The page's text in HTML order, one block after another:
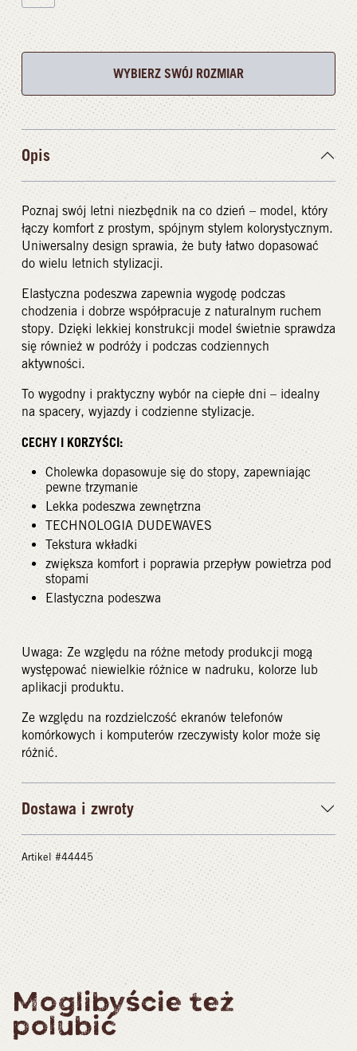
WYBIERZ SWÓJ ROZMIAR
Opis
Poznaj swój letni niezbędnik na co dzień – model, który
łączy komfort z prostym, spójnym stylem kolorystycznym.
Uniwersalny design sprawia, że buty łatwo dopasować
do wielu letnich stylizacji.
Elastyczna podeszwa zapewnia wygodę podczas
chodzenia i dobrze współpracuje z naturalnym ruchem
stopy. Dzięki lekkiej konstrukcji model świetnie sprawdza
się również w podróży i podczas codziennych
aktywności.
To wygodny i praktyczny wybór na ciepłe dni – idealny
na spacery, wyjazdy i codzienne stylizacje.
CECHY I KORZYŚCI:
Cholewka dopasowuje się do stopy, zapewniając
pewne trzymanie
Lekka podeszwa zewnętrzna
TECHNOLOGIA DUDEWAVES
Tekstura wkładki
zwiększa komfort i poprawia przepływ powietrza pod
stopami
Elastyczna podeszwa
Uwaga: Ze względu na różne metody produkcji mogą
występować niewielkie różnice w nadruku, kolorze lub
aplikacji produktu.
Ze względu na rozdzielczość ekranów telefonów
komórkowych i komputerów rzeczywisty kolor może się
różnić.
Dostawa i zwroty
Artikel #44445
Moglibyście też
polubić